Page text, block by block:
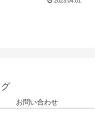
お問い合わせ